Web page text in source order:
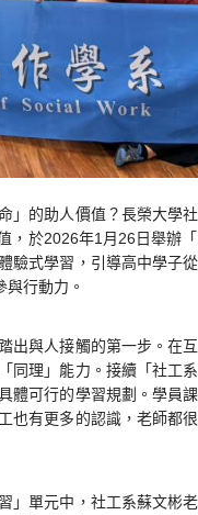
」的助人價值？長榮大學
，於2026年1月26日舉辦
驗式學習，引導高中學子
行動力。
出與人接觸的第一步。在
同理」能力。接續「社工
體可行的學習規劃。學員
也有更多的認識，老師都
」單元中，社工系蘇文彬